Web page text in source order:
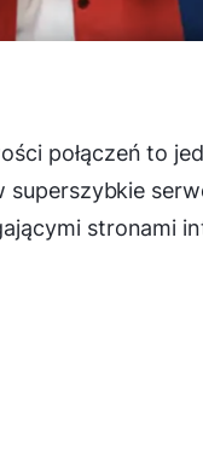
połączeń to
stronami